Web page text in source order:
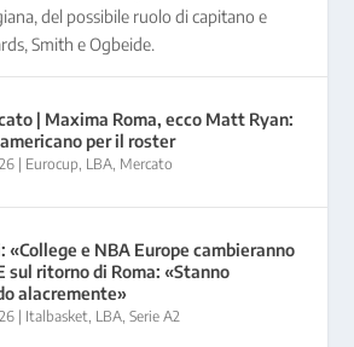
del possibile ruolo di capitano e
Smith e Ogbeide.
| Maxima Roma, ecco Matt Ryan:
per il roster
| Eurocup LBA Mercato
«College e NBA Europe cambieranno
sul ritorno di Roma: «Stanno
alacremente»
| Italbasket LBA ,Serie A2